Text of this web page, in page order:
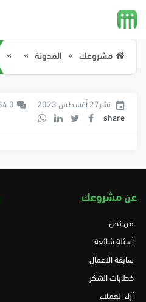
مشروعك المدونة
نشر27 أغسطس 2023 0 comments
64
share
عن مشروعك
من نحن
أسئلة شائعة
سابقة الاعمال
خطابات الشكر
آراء العملاء